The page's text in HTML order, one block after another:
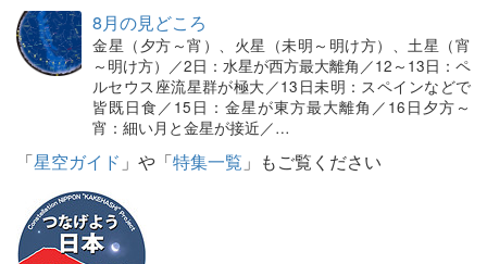
8月の見どころ
金星（夕方～宵）、火星（未明～明け方）、土星（宵
～明け方）／2日：水星が西方最大離角／12～13日：ペ
ルセウス座流星群が極大／13日未明：スペインなどで
皆既日食／15日：金星が東方最大離角／16日夕方～
宵：細い月と金星が接近／…
「星空ガイド 」や「特集一覧 」もご覧ください